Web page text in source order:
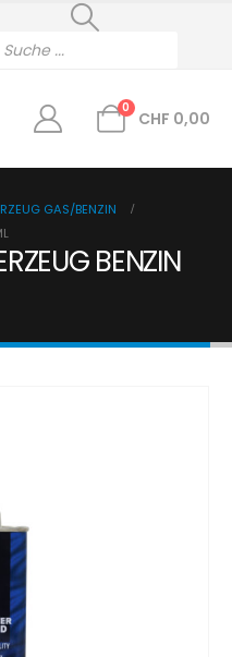
0
CHF 0,00
GAS/BENZIN
BENZIN